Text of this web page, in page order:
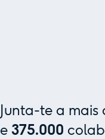
Junta-te a
e 375.000